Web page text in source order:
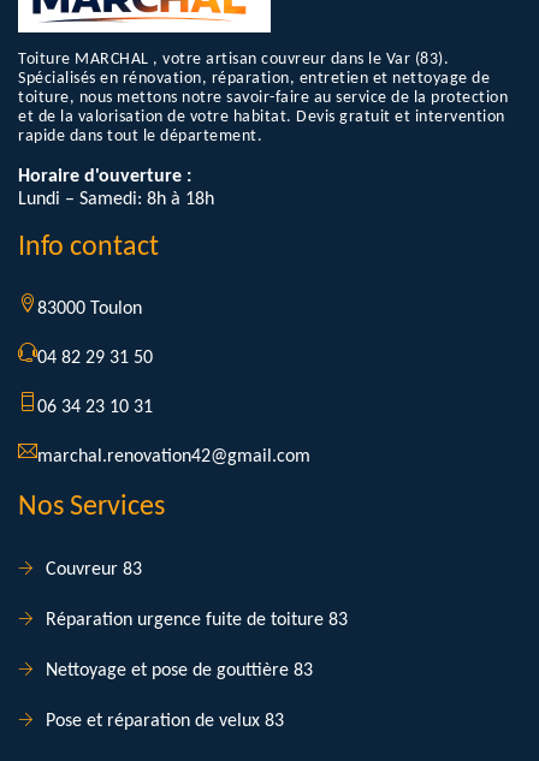
Toiture MARCHAL , votre artisan couvreur dans le Var (83).
Spécialisés en rénovation, réparation, entretien et nettoyage de
toiture, nous mettons notre savoir-faire au service de la protection
et de la valorisation de votre habitat. Devis gratuit et intervention
rapide dans tout le département.
Horaire d'ouverture :
Lundi – Samedi: 8h à 18h
Info contact
83000 Toulon
04 82 29 31 50
06 34 23 10 31
marchal.renovation42@gmail.com
Nos Services
Couvreur 83
Réparation urgence fuite de toiture 83
Nettoyage et pose de gouttière 83
Pose et réparation de velux 83